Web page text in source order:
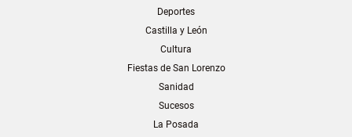
Deportes
Castilla y León
Cultura
Fiestas de San Lorenzo
Sanidad
Sucesos
La Posada